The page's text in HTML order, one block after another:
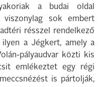
a budai oldal
sok embert
résszel rendelkező
a Jégkert, amely a
pályaudvar közti kis
emlékeztet egy régi
is pártolják,